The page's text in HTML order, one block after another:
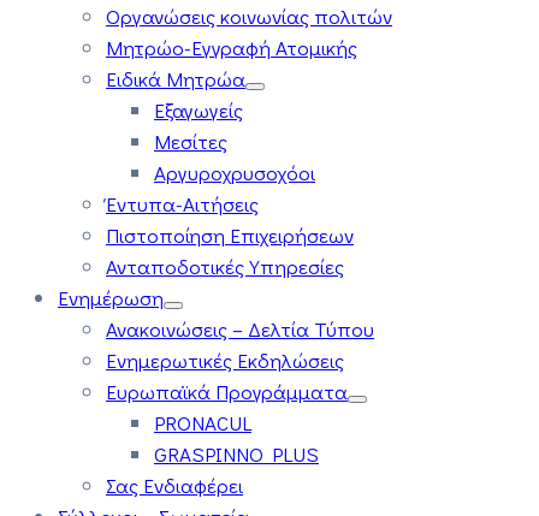
Οργανώσεις κοινωνίας πολιτών
Μητρώο-Εγγραφή Ατομικής
Ειδικά Μητρώα
Εξαγωγείς
Μεσίτες
Αργυροχρυσοχόοι
Έντυπα-Αιτήσεις
Πιστοποίηση Επιχειρήσεων
Ανταποδοτικές Υπηρεσίες
Ενημέρωση
Ανακοινώσεις – Δελτία Τύπου
Ενημερωτικές Εκδηλώσεις
Ευρωπαϊκά Προγράμματα
PRONACUL
GRASPINNO PLUS
Σας Ενδιαφέρει